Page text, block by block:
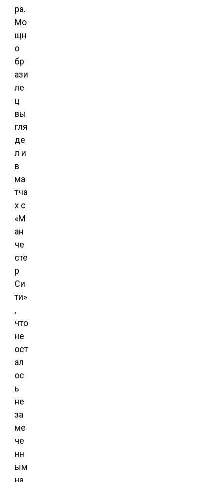
ра.
Мо
щн
о
бр
ази
ле
ц
вы
гля
де
л и
в
ма
тча
х с
«М
ан
че
сте
р
Си
ти»
,
что
не
ост
ал
ос
ь
не
за
ме
че
нн
ым
на